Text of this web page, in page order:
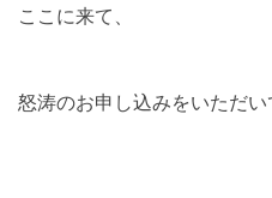
ここに来て、
怒涛のお申し込みをいただ